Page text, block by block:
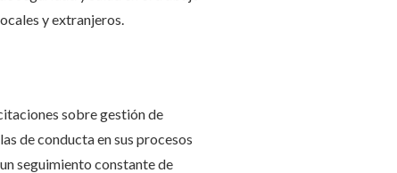
y extranjeros.
sobre gestión de
de conducta en sus procesos
seguimiento constante de